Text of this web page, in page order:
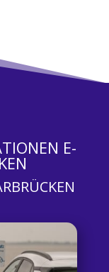
E-